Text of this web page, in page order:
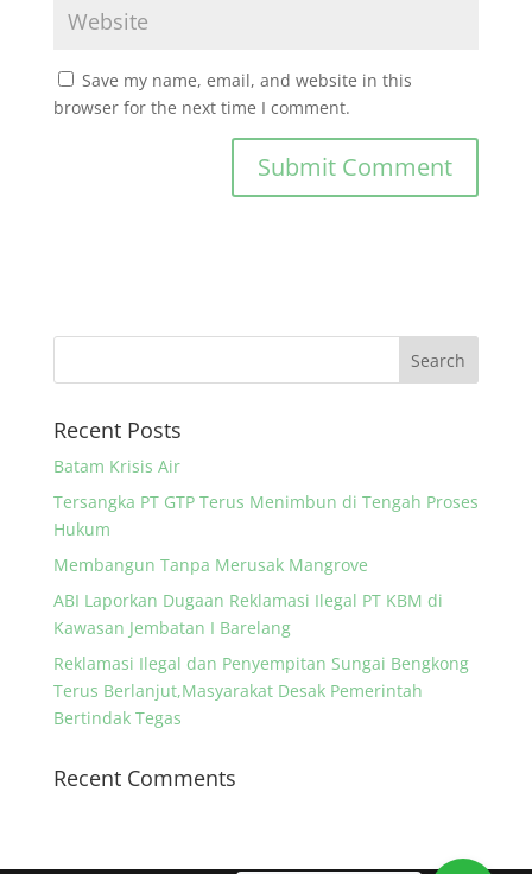
Save my name, email, and website in this
browser for the next time I comment.
Recent Posts
Batam Krisis Air
Tersangka PT GTP Terus Menimbun di Tengah Proses
Hukum
Membangun Tanpa Merusak Mangrove
ABI Laporkan Dugaan Reklamasi Ilegal PT KBM di
Kawasan Jembatan I Barelang
Reklamasi Ilegal dan Penyempitan Sungai Bengkong
Terus Berlanjut,Masyarakat Desak Pemerintah
Bertindak Tegas
Recent Comments